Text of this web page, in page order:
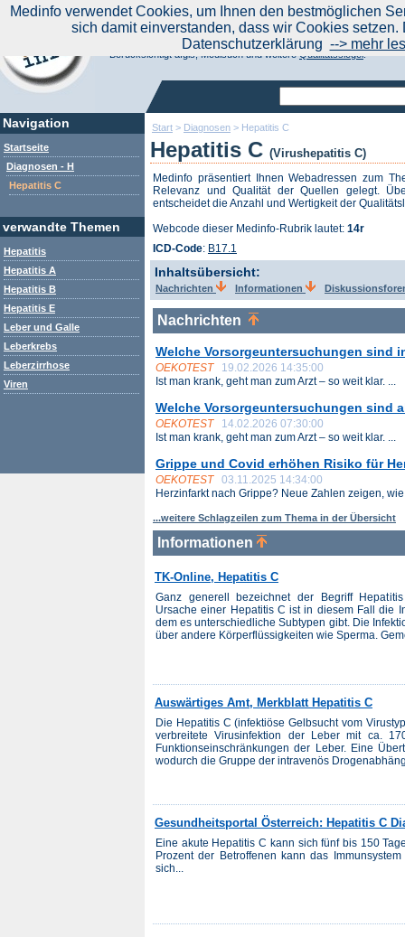
Start > Diagnosen > Hepatitis C
Hepatitis C (Virushepatitis C)
Medinfo präsentiert Ihnen Webadressen zum
Relevanz und Qualität der Quellen gelegt.
entscheidet die Anzahl und Wertigkeit der
Webcode dieser Medinfo-Rubrik lautet: 14r
ICD-Code: B17.1
Inhaltsübersicht:
Nachrichten Informationen
Nachrichten
Welche Vorsorgeuntersuchungen sind
OEKOTEST
19.02.2026 14:35:00
Ist man krank, geht man zum Arzt – so weit klar. ...
Welche Vorsorgeuntersuchungen sind
OEKOTEST
14.02.2026 07:30:00
Ist man krank, geht man zum Arzt – so weit klar. ...
Grippe und Covid erhöhen Risiko für
OEKOTEST
03.11.2025 14:34:00
Herzinfarkt nach Grippe? Neue Zahlen zeigen, wie
...weitere Schlagzeilen zum Thema in der Übersicht
Informationen
TK-Online, Hepatitis C
Ganz generell bezeichnet der Begriff
Ursache einer Hepatitis C ist in diesem Fall die
dem es unterschiedliche Subtypen gibt. Die
über andere Körperflüssigkeiten wie Sperma.
Auswärtiges Amt, Merkblatt Hepatitis C
Die Hepatitis C (infektiöse Gelbsucht vom
verbreitete Virusinfektion der Leber mit ca.
Funktionseinschränkungen der Leber. Eine
wodurch die Gruppe der intravenös
Gesundheitsportal Österreich: Hepatitis C
Eine akute Hepatitis C kann sich fünf bis 150
Prozent der Betroffenen kann das
sich...
Navigation
Startseite
Diagnosen - H
Hepatitis C
verwandte Themen
Hepatitis
Hepatitis A
Hepatitis B
Hepatitis E
Leber und Galle
Leberkrebs
Leberzirrhose
Viren
Aktuelle Nachrichten|
Suchen Sie noch oder Finden Sie schon?
Medinfo.de - Meta-Portal für Gesundheitsthemen
Berücksichtigt afgis, Medisuch und weitereQualitätssiegel.
Medinfo verwendet Cookies, um Ihnen den bestmöglichen
sich damit einverstanden, dass wir Cookies
Datenschutzerklärung --> mehr